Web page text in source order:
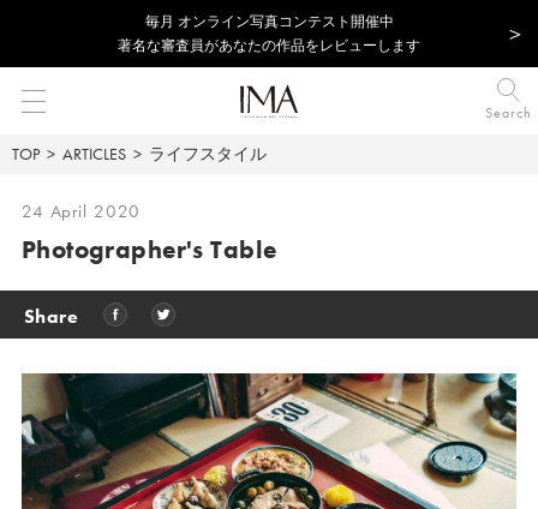
毎⽉ オンライン写真コンテスト開催中
著名な審査員があなたの作品をレビューします
Search
TOP ARTICLES ライフスタイル
24 April 2020
Photographer's Table
Share